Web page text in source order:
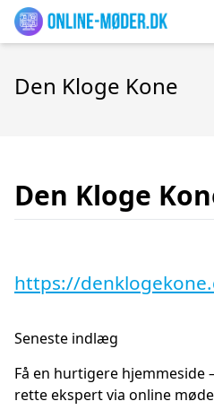
Den Kloge Kone
Den Kloge
https://
Seneste indlæg
Få en hurtigere hjemmeside
rette ekspert via online